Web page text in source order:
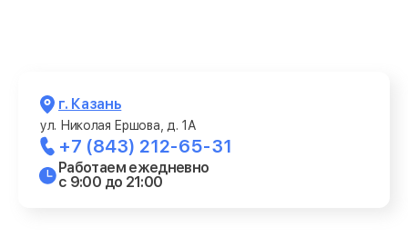
г. Казань
ул. Николая Ершова, д. 1А
+7 (843) 212-65-31
Работаем ежедневно
с 9:00 до 21:00